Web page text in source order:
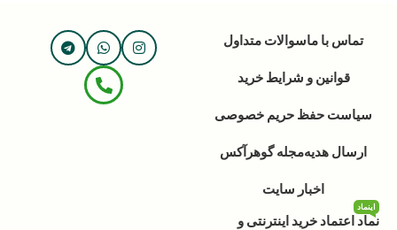
تماس با ماسوالات متداول
قوانین و شرایط خرید
سیاست حفظ حریم خصوصی
ارسال هدیهمجله گوهرآکس
اخبار سایت
نماد اعتماد خرید اینترنتی و
اینماد